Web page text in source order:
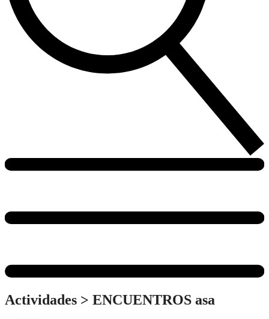
Actividades > ENCUENTROS asa